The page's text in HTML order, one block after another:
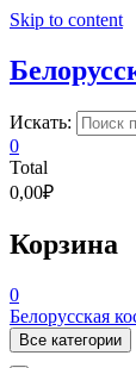
Skip to content
Искать:
0
Total
0,00₽
Корзина
0
Белорусская
Все категории